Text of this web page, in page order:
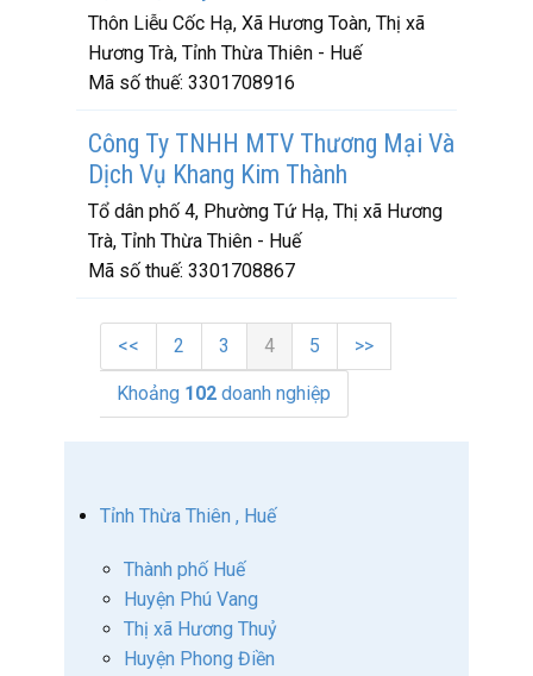
Thôn Liễu Cốc Hạ, Xã Hương Toàn, Thị xã
Hương Trà, Tỉnh Thừa Thiên - Huế
Mã số thuế: 3301708916
Công Ty TNHH MTV Thương Mại Và
Dịch Vụ Khang Kim Thành
Tổ dân phố 4, Phường Tứ Hạ, Thị xã Hương
Trà, Tỉnh Thừa Thiên - Huế
Mã số thuế: 3301708867
<< 2 3 4 5 >>
Khoảng 102 doanh nghiệp
Tỉnh Thừa Thiên , Huế
Thành phố Huế
Huyện Phú Vang
Thị xã Hương Thuỷ
Huyện Phong Điền